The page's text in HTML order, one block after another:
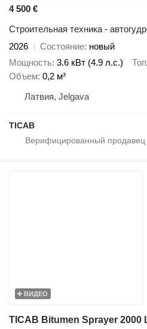
4 500 €
Строительная техника -
2026
Состояние новый
Мощность 3.6 кВт (4.9 л.с.)
Объем 0,2 м³
Латвия, Jelgava
ТІСАВ
ВИДЕО